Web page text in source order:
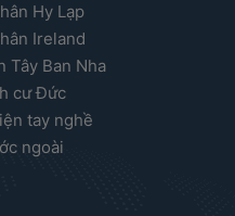
Hy Lạp
Ireland
Tây Ban Nha
cư Đức
tay nghề
ngoài